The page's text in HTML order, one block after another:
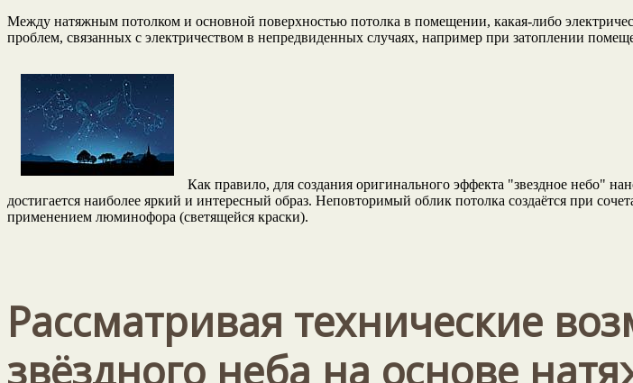
Между натяжным потолком и основной поверхностью потолка в помещении, какая-либо
проблем, связанных с электричеством в непредвиденных случаях, например при затоплении
Как правило, для создания оригинального эффекта "звездное небо"
достигается наиболее яркий и интересный образ. Неповторимый облик потолка создаётся при
применением люминофора (светящейся краски).
Рассматривая технические
звёздного неба на основе